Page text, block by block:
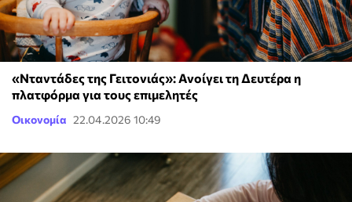
«Νταντάδες της Γειτονιάς»: Ανοίγει τη Δευτέρα η
πλατφόρμα για τους επιμελητές
Οικονομία 22.04.2026 10:49